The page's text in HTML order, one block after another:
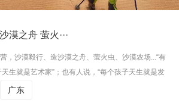
漠之舟 萤火···
，沙漠毅行、造沙漠之舟、萤火虫、沙漠农场...“有
天生就是艺术家”；也有人说，“每个孩子天生就是发
会有很多的想法，但是我们却很少让孩子们去尝试实
广东